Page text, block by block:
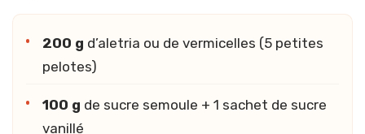
200 g d’aletria ou de vermicelles (5 petites
pelotes)
100 g de sucre semoule + 1 sachet de sucre
vanillé